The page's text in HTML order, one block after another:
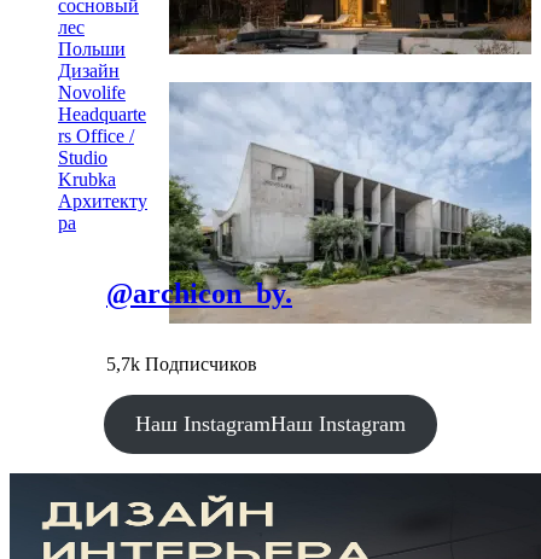
сосновый
лес
Польши
Дизайн
Novolife
Headquarte
rs Office /
Studio
Krubka
Архитекту
ра
@archicon_by.
5,7k Подписчиков
Наш InstagramНаш Instagram